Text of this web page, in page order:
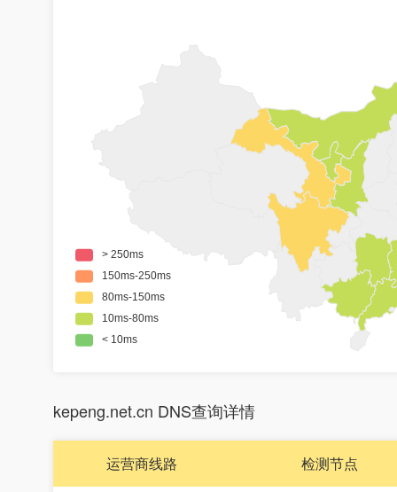
kepeng.net.cn DNS查询详情
运营商线路 检测节点